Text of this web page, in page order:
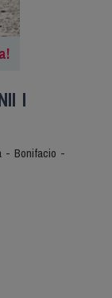
I
- Bonifacio -